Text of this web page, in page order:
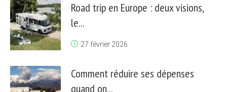
Road trip en Europe : deux visions,
le...
27 février 2026
Comment réduire ses dépenses
quand on...